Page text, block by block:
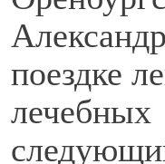
поездке